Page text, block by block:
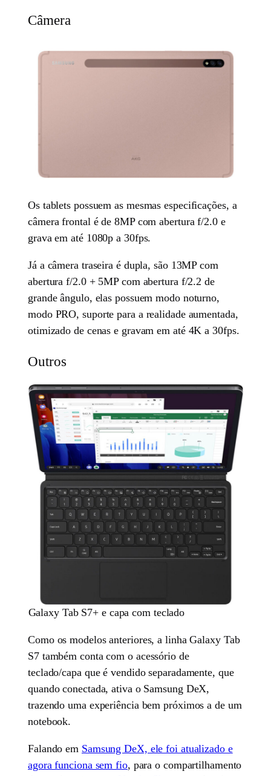
Câmera
Os tablets possuem as mesmas especificações, a
câmera frontal é de 8MP com abertura f/2.0 e
grava em até 1080p a 30fps.
Já a câmera traseira é dupla, são 13MP com
abertura f/2.0 + 5MP com abertura f/2.2 de
grande ângulo, elas possuem modo noturno,
modo PRO, suporte para a realidade aumentada,
otimizado de cenas e gravam em até 4K a 30fps.
Outros
Galaxy Tab S7+ e capa com teclado
Como os modelos anteriores, a linha Galaxy Tab
S7 também conta com o acessório de
teclado/capa que é vendido separadamente, que
quando conectada, ativa o Samsung DeX,
trazendo uma experiência bem próximos a de um
notebook.
Falando em Samsung DeX, ele foi atualizado e
agora funciona sem fio, para o compartilhamento